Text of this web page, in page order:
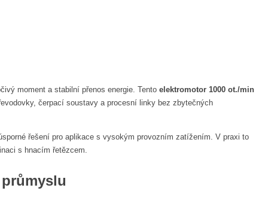
moment a stabilní přenos energie. Tento elektromotor 1000 ot./min
čerpací soustavy a procesní linky bez zbytečných
řešení pro aplikace s vysokým provozním zatížením. V praxi to
s hnacím řetězcem.